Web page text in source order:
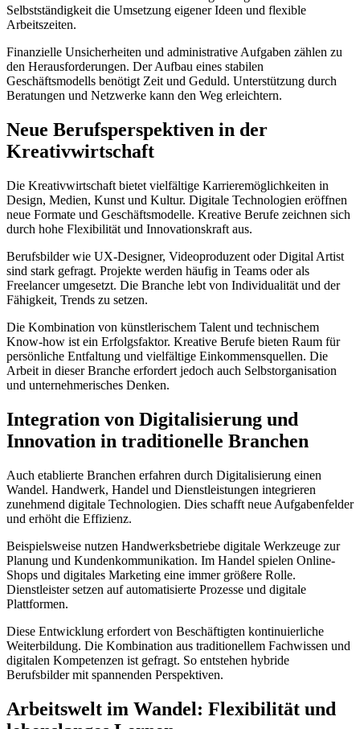
Selbstständigkeit die Umsetzung eigener Ideen und flexible
Arbeitszeiten.
Finanzielle Unsicherheiten und administrative Aufgaben zählen zu
den Herausforderungen. Der Aufbau eines stabilen
Geschäftsmodells benötigt Zeit und Geduld. Unterstützung durch
Beratungen und Netzwerke kann den Weg erleichtern.
Neue Berufsperspektiven in der
Kreativwirtschaft
Die Kreativwirtschaft bietet vielfältige Karrieremöglichkeiten in
Design, Medien, Kunst und Kultur. Digitale Technologien eröffnen
neue Formate und Geschäftsmodelle. Kreative Berufe zeichnen sich
durch hohe Flexibilität und Innovationskraft aus.
Berufsbilder wie UX-Designer, Videoproduzent oder Digital Artist
sind stark gefragt. Projekte werden häufig in Teams oder als
Freelancer umgesetzt. Die Branche lebt von Individualität und der
Fähigkeit, Trends zu setzen.
Die Kombination von künstlerischem Talent und technischem
Know-how ist ein Erfolgsfaktor. Kreative Berufe bieten Raum für
persönliche Entfaltung und vielfältige Einkommensquellen. Die
Arbeit in dieser Branche erfordert jedoch auch Selbstorganisation
und unternehmerisches Denken.
Integration von Digitalisierung und
Innovation in traditionelle Branchen
Auch etablierte Branchen erfahren durch Digitalisierung einen
Wandel. Handwerk, Handel und Dienstleistungen integrieren
zunehmend digitale Technologien. Dies schafft neue Aufgabenfelder
und erhöht die Effizienz.
Beispielsweise nutzen Handwerksbetriebe digitale Werkzeuge zur
Planung und Kundenkommunikation. Im Handel spielen Online-
Shops und digitales Marketing eine immer größere Rolle.
Dienstleister setzen auf automatisierte Prozesse und digitale
Plattformen.
Diese Entwicklung erfordert von Beschäftigten kontinuierliche
Weiterbildung. Die Kombination aus traditionellem Fachwissen und
digitalen Kompetenzen ist gefragt. So entstehen hybride
Berufsbilder mit spannenden Perspektiven.
Arbeitswelt im Wandel: Flexibilität und